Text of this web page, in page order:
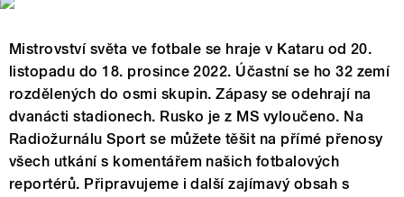
Mistrovství světa ve fotbale se hraje v Kataru od 20.
listopadu do 18. prosince 2022. Účastní se ho 32 zemí
rozdělených do osmi skupin. Zápasy se odehrají na
dvanácti stadionech. Rusko je z MS vyloučeno. Na
Radiožurnálu Sport se můžete těšit na přímé přenosy
všech utkání s komentářem našich fotbalových
reportérů. Připravujeme i další zajímavý obsah s